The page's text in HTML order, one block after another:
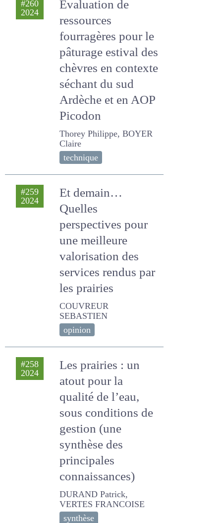
#260
2024
Évaluation de
ressources
fourragères pour le
pâturage estival
des chèvres en
contexte séchant
du sud Ardèche et
en AOP Picodon
Thorey Philippe, BOYER
Claire
technique
#259
2024
Et demain… Quelles
perspectives pour
une meilleure
valorisation des
services rendus
par les prairies
COUVREUR SEBASTIEN
opinion
Les prairies : un
atout pour la
qualité de l’eau,
sous conditions de
gestion (une
synthèse des
principales
connaissances)
DURAND Patrick, VERTES
FRANCOISE
synthèse